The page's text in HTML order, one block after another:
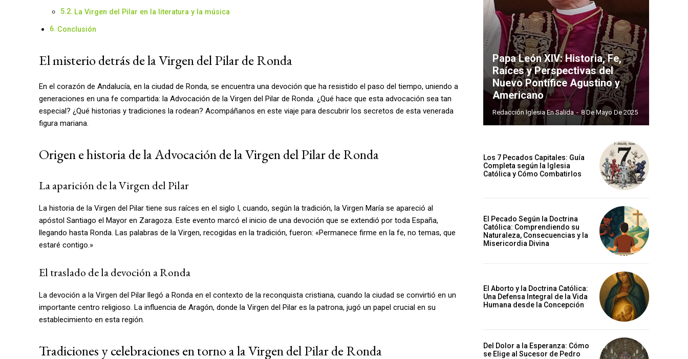
La Virgen del Pilar en la literatura y la música
Conclusión
El misterio detrás de la Virgen del Pilar de Ronda
En el corazón de Andalucía, en la ciudad de Ronda, se encuentra una devoción que ha resistido el paso del tiempo, uniendo a
generaciones en una fe compartida: la Advocación de la Virgen del Pilar de Ronda. ¿Qué hace que esta advocación sea tan
especial? ¿Qué historias y tradiciones la rodean? Acompáñanos en este viaje para descubrir los secretos de esta venerada
figura mariana.
Origen e historia de la Advocación de la Virgen del Pilar de Ronda
La aparición de la Virgen del Pilar
La historia de la Virgen del Pilar tiene sus raíces en el siglo I, cuando, según la tradición, la Virgen María se apareció al
apóstol Santiago el Mayor en Zaragoza. Este evento marcó el inicio de una devoción que se extendió por toda España,
llegando hasta Ronda. Las palabras de la Virgen, recogidas en la tradición, fueron: «Permanece firme en la fe, no temas, que
estaré contigo.»
El traslado de la devoción a Ronda
La devoción a la Virgen del Pilar llegó a Ronda en el contexto de la reconquista cristiana, cuando la ciudad se convirtió en un
importante centro religioso. La influencia de Aragón, donde la Virgen del Pilar es la patrona, jugó un papel crucial en su
establecimiento en esta región.
Tradiciones y celebraciones en torno a la Virgen del Pilar de Ronda
Papa León XIV: Historia, Fe,
Raíces y Perspectivas del
Nuevo Pontífice Agustino y
Americano
Redacción Iglesia En Salida - 8 De Mayo De 2025
Los 7 Pecados Capitales: Guía
Completa según la Iglesia
Católica y Cómo Combatirlos
El Pecado Según la Doctrina
Católica: Comprendiendo su
Naturaleza, Consecuencias y la
Misericordia Divina
El Aborto y la Doctrina Católica:
Una Defensa Integral de la Vida
Humana desde la Concepción
Del Dolor a la Esperanza: Cómo
se Elige al Sucesor de Pedro